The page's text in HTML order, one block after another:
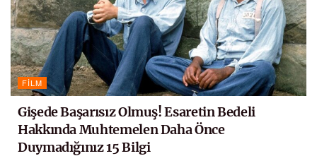
FILM
Gişede Başarısız Olmuş! Esaretin Bedeli
Hakkında Muhtemelen Daha Önce
Duymadığınız 15 Bilgi